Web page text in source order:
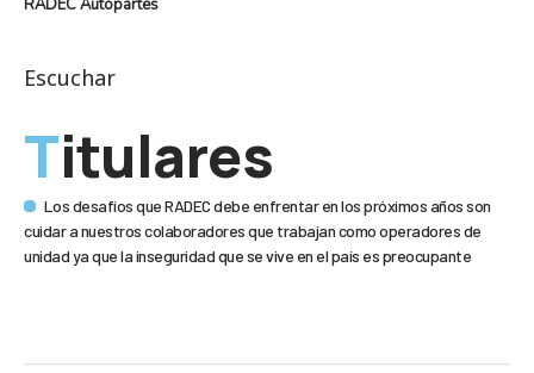
RADEC Autopartes
Escuchar
Titulares
Los desafíos que RADEC debe enfrentar en los próximos años son
cuidar a nuestros colaboradores que trabajan como operadores de
unidad ya que la inseguridad que se vive en el país es preocupante